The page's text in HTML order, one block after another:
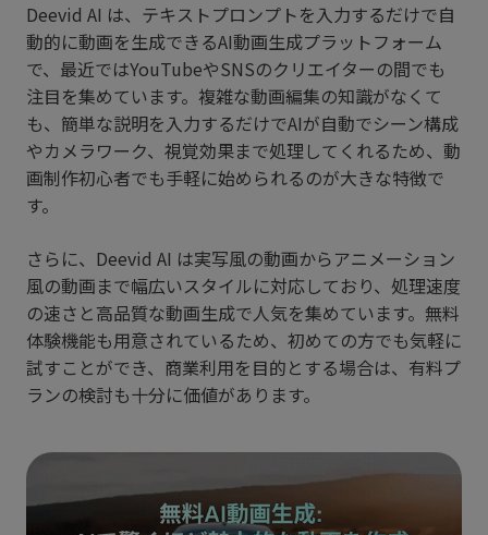
Deevid AI は、テキストプロンプトを入力するだけで自
動的に動画を生成できるAI動画生成プラットフォーム
で、最近ではYouTubeやSNSのクリエイターの間でも
注目を集めています。複雑な動画編集の知識がなくて
も、簡単な説明を入力するだけでAIが自動でシーン構成
やカメラワーク、視覚効果まで処理してくれるため、動
画制作初心者でも手軽に始められるのが大きな特徴で
す。
さらに、Deevid AI は実写風の動画からアニメーション
風の動画まで幅広いスタイルに対応しており、処理速度
の速さと高品質な動画生成で人気を集めています。無料
体験機能も用意されているため、初めての方でも気軽に
試すことができ、商業利用を目的とする場合は、有料プ
ランの検討も十分に価値があります。